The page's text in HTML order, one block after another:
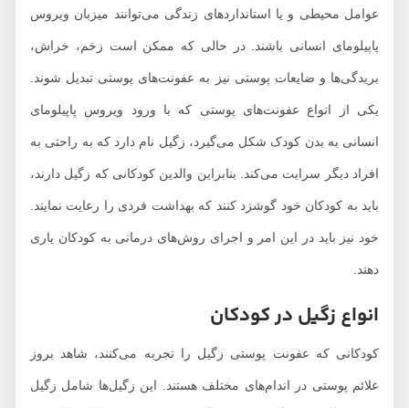
عوامل محیطی و یا استانداردهای زندگی می‌توانند میزبان ویروس
پاپیلومای انسانی باشند. در حالی که ممکن است زخم، خراش،
بریدگی‌ها و ضایعات پوستی نیز به عفونت‌های پوستی تبدیل شوند.
یکی از انواع عفونت‌های پوستی که با ورود ویروس پاپیلومای
انسانی به بدن کودک شکل می‌گیرد، زگیل نام دارد که به راحتی به
افراد دیگر سرایت می‌کند. بنابراین والدین کودکانی که زگیل دارند،
باید به کودکان خود گوشزد کنند که بهداشت فردی را رعایت نمایند.
خود نیز باید در این امر و اجرای روش‌های درمانی به کودکان یاری
انواع زگیل در کودکان
کودکانی که عفونت پوستی زگیل را تجربه می‌کنند، شاهد بروز
علائم پوستی در اندام‌های مختلف هستند. این زگیل‌ها شامل زگیل